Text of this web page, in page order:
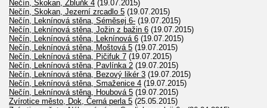
Nečín, Skokan, Žbluňk 4 (19.07.2015)
Nečín, Skokan, Jezerní zrcadlo 5 (19.07.2015)
Nečín, Leknínová stěna, Séměsej 6- (19.07.2015)
Nečín, Leknínová stěna, Jožin z bažin 6 (19.07.2015)
Nečín, Leknínová stěna, Leknínová 6 (19.07.2015)
Nečín, Leknínová stěna, Moštová 5 (19.07.2015)
Nečín, Leknínová stěna, Pičifuk 7 (19.07.2015)
Nečín, Leknínová stěna, Pavlínka 2 (19.07.2015)
Nečín, Leknínová stěna, Bezový likér 3 (19.07.2015)
Nečín, Leknínová stěna, Smaženice 4 (19.07.2015)
Nečín, Leknínová stěna, Houbová 5 (19.07.2015)
Zvírotice město, Dok, Černá perla 5 (25.05.2015)